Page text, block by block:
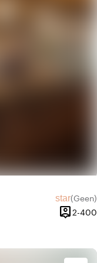
star(Geen)
Geen
person_pin2-400